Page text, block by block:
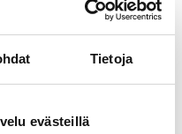
Tietoja
evästeillä